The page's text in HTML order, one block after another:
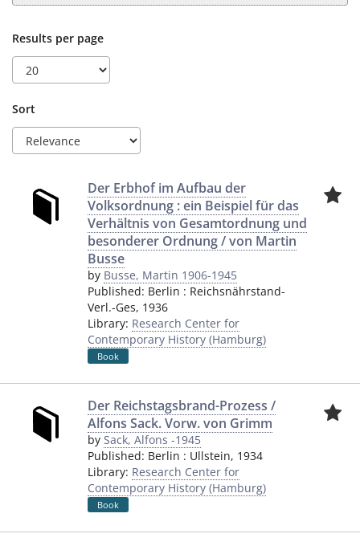
Results per page
Sort
Der Erbhof im Aufbau der
Volksordnung : ein Beispiel für das
Verhältnis von Gesamtordnung und
besonderer Ordnung / von Martin
Busse
by Busse, Martin 1906-1945
Published: Berlin : Reichsnährstand-
Verl.-Ges, 1936
Library: Research Center for
Contemporary History (Hamburg)
Book
Der Reichstagsbrand-Prozess /
Alfons Sack. Vorw. von Grimm
by Sack, Alfons -1945
Published: Berlin : Ullstein, 1934
Library: Research Center for
Contemporary History (Hamburg)
Book